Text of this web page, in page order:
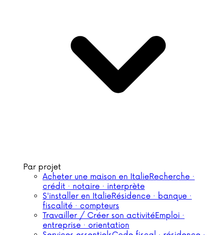
Par projet
Acheter une maison en ItalieRecherche ·
crédit · notaire · interprète
S'installer en ItalieRésidence · banque ·
fiscalité · compteurs
Travailler / Créer son activitéEmploi ·
entreprise · orientation